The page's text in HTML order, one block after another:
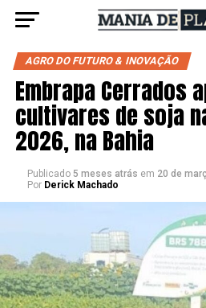
AGRO DO FUTURO & INOVAÇÃO
Embrapa Cerrados
cultivares de soja
2026, na Bahia
Publicado 5 meses atrás em 20 de
Por Derick Machado